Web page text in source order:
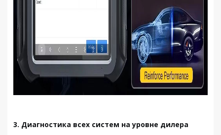
3. Диагностика всех систем на уровне дилера